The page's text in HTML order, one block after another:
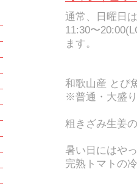
通常、日曜日
11:30〜
ます。
和歌山産 とび
※普通・大盛
粗きざみ生姜
暑い日にはや
完熟トマトの